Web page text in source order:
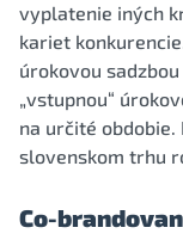
vyplatenie iných
kariet
úrokovou
„vstupnou“
na určité
slovenskom trhu
Co-